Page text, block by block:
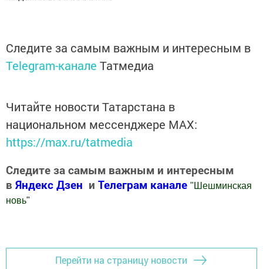
Следите за самым важным и интересным в
Telegram-канале Татмедиа
Читайте новости Татарстана в
национальном мессенджере MАХ:
https://max.ru/tatmedia
Следите за самым важным и интересным
в Яндекс Дзен и Телеграм канале " Шешминская
новь"
Перейти на страницу новости